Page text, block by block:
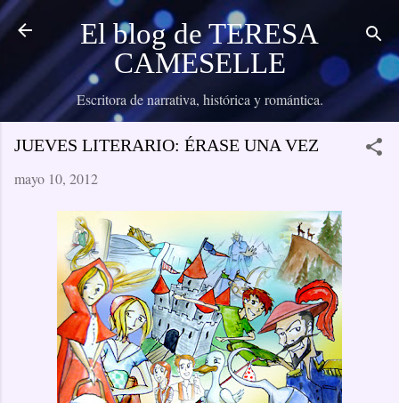
Ir al contenido principal
El blog de TERESA
CAMESELLE
Escritora de narrativa, histórica y romántica.
JUEVES LITERARIO: ÉRASE UNA VEZ
mayo 10, 2012